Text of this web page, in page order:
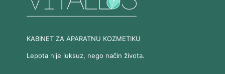
KABINET ZA APARATNU KOZMETIKU
Lepota nije luksuz, nego način života.